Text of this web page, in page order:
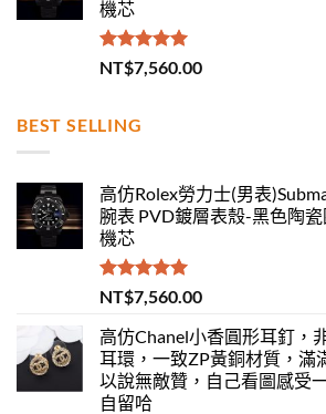
機芯
評分 5.00
滿分 5
NT$7,560.00
BEST SELLING
高仿Rolex勞力士(男表
腕表 PVD鍍層表殼-黑色陶
機芯
評分 5.00
滿分 5
NT$7,560.00
高仿Chanel小香圓形耳釘，
耳環，一致ZP黃銅材質，滿
以說無敵贊，自己看圖感受
自留哈